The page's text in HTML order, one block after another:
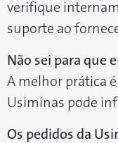
verifique
suporte ao
Não sei para que
A melhor prática
Usiminas pode
Os pedidos da